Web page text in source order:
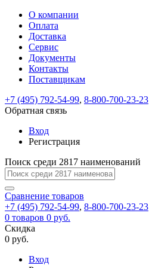
ВходРегистрация
Только
test@example.com
отправлена
по
ней
для
регистрации.
Ок
Только
Запомнить
меня
Забыли
Восстановление
пароля
Заполните
форму.
Мы
отправим
ссылку
на
указанный
электронный
адрес,
перейдя
по
которой
вы
новый
На
вашу
test@test.ru
отправлена
ссылка.
Перейдите
по
для
смены
пароля.
Введите
новый
пароль
Сменить
Пароль
успешно
Войти
Обратная
связь
Сообщение
пользовательского
соглашения
Ваше
сообщение
успешно
О компании
Оплата
Доставка
Сервис
Документы
Контакты
Поставщикам
+7 (495) 792-54-99, 8-800-700-23-23
Обратная связь
Вход
Регистрация
Поиск среди 2817 наименований
Сравнение товаров
+7 (495) 792-54-99, 8-800-700-23-23
0 товаров 0 руб.
Скидка
0 руб.
Вход